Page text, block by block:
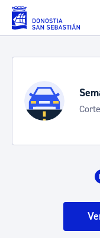
Saltar al contenido